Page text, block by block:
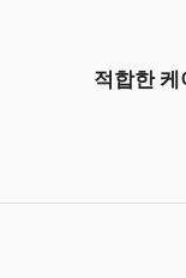
적합한 케